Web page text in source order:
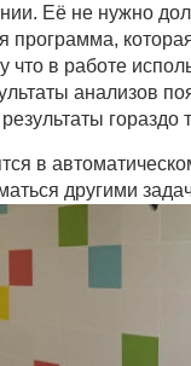
Её не нужно
программа,
в работе
анализов
гораздо
в
другими